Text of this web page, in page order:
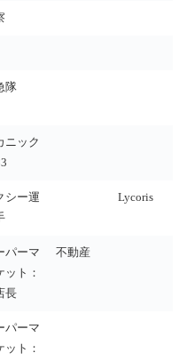
隊
ニック
シー運
Lycoris
パーマ
ット：
長
不動産
パーマ
ット：